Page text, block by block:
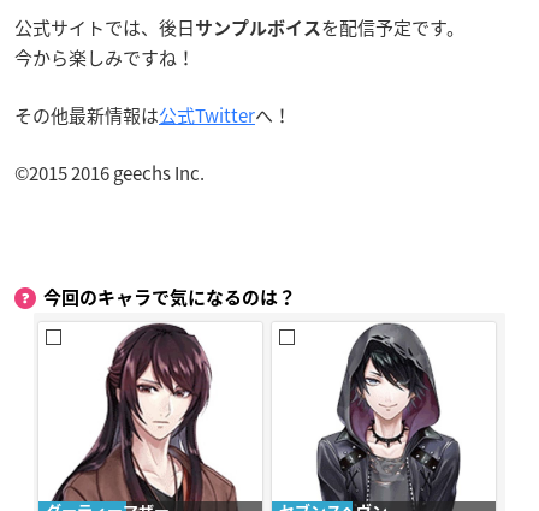
公式サイトでは、後日 サンプルボイス を配信予定です。
今から楽しみですね！
その他最新情報は公式Twitterへ！
©2015 2016 geechs Inc.
今回のキャラで気になるのは？